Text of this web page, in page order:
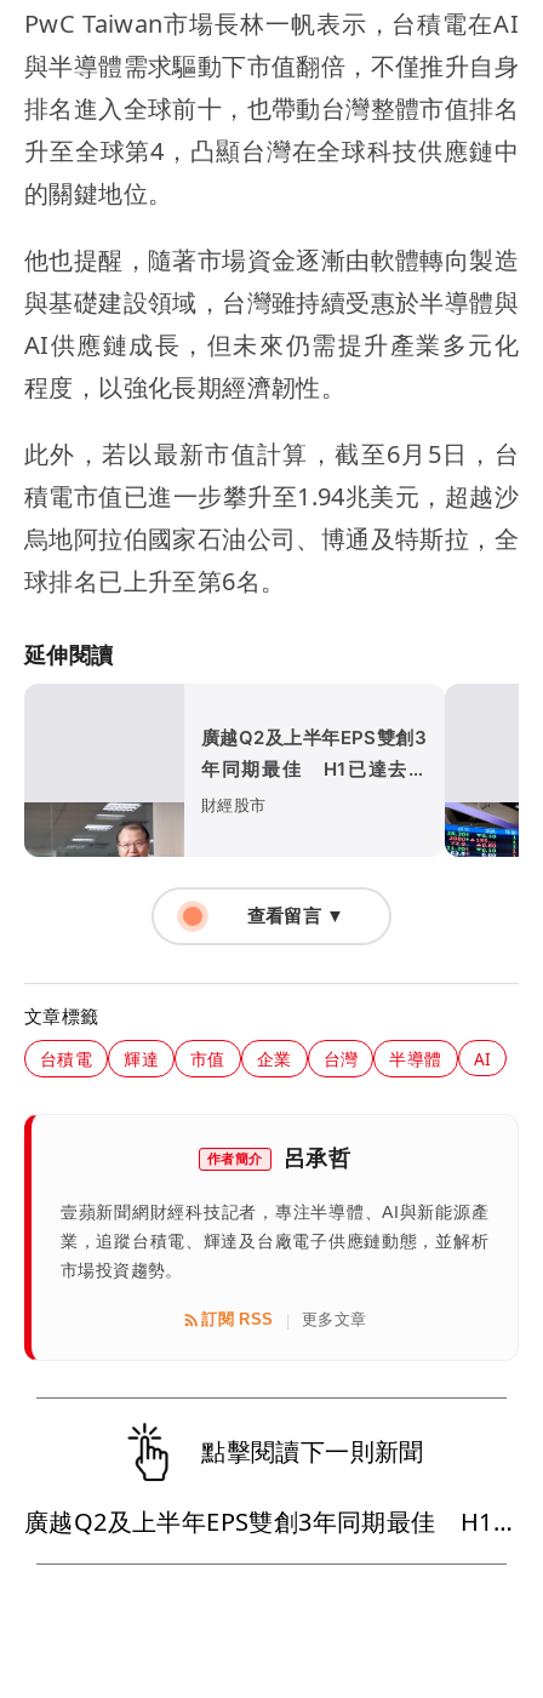
PwC Taiwan市場長林一帆表示，台積電在AI
與半導體需求驅動下市值翻倍，不僅推升自身
排名進入全球前十，也帶動台灣整體市值排名
升至全球第4，凸顯台灣在全球科技供應鏈中
的關鍵地位。
他也提醒，隨著市場資金逐漸由軟體轉向製造
與基礎建設領域，台灣雖持續受惠於半導體與
AI供應鏈成長，但未來仍需提升產業多元化
程度，以強化長期經濟韌性。
此外，若以最新市值計算，截至6月5日，台
積電市值已進一步攀升至1.94兆美元，超越沙
烏地阿拉伯國家石油公司、博通及特斯拉，全
球排名已上升至第6名。
延伸閱讀
廣越Q2及上半年EPS雙創3
年同期最佳 H1已達去年
全年EPS逾8成
財經股市
查看留言 ▼
文章標籤
台積電 輝達 市值 企業 台灣 半導體 AI
作者簡介 呂承哲
壹蘋新聞網財經科技記者，專注半導體、AI與新能源產
業，追蹤台積電、輝達及台廠電子供應鏈動態，並解析
市場投資趨勢。
訂閱 RSS 更多文章
點擊閱讀下一則新聞
廣越Q2及上半年EPS雙創3年同期最佳 H1已達去年全年EPS逾8成